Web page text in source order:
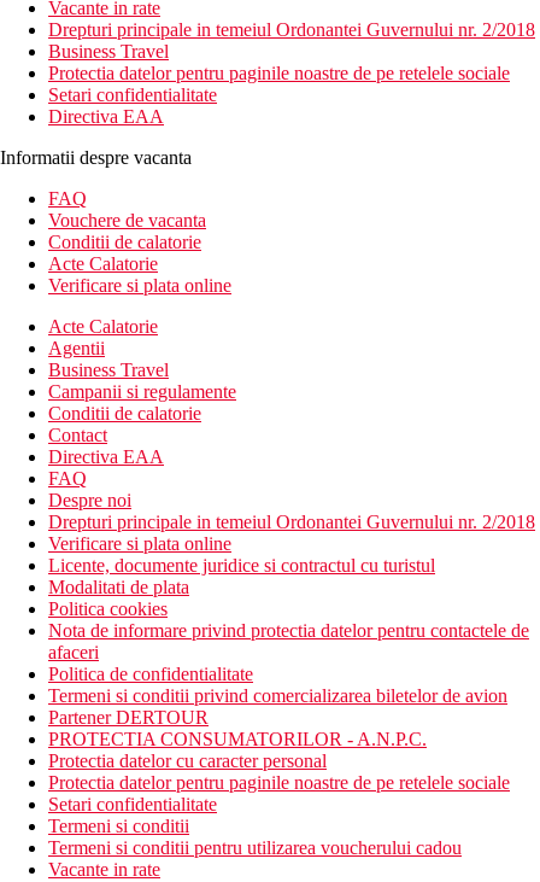
Vacante in rate
Drepturi principale in temeiul Ordonantei Guvernului nr. 2/2018
Business Travel
Protectia datelor pentru paginile noastre de pe retelele sociale
Setari confidentialitate
Directiva EAA
Informatii despre vacanta
FAQ
Vouchere de vacanta
Conditii de calatorie
Acte Calatorie
Verificare si plata online
Acte Calatorie
Agentii
Business Travel
Campanii si regulamente
Conditii de calatorie
Contact
Directiva EAA
FAQ
Despre noi
Drepturi principale in temeiul Ordonantei Guvernului nr. 2/2018
Verificare si plata online
Licente, documente juridice si contractul cu turistul
Modalitati de plata
Politica cookies
Nota de informare privind protectia datelor pentru contactele de
afaceri
Politica de confidentialitate
Termeni si conditii privind comercializarea biletelor de avion
Partener DERTOUR
PROTECTIA CONSUMATORILOR - A.N.P.C.
Protectia datelor cu caracter personal
Protectia datelor pentru paginile noastre de pe retelele sociale
Setari confidentialitate
Termeni si conditii
Termeni si conditii pentru utilizarea voucherului cadou
Vacante in rate